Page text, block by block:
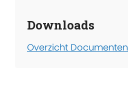
Downloads
Overzicht Documenten